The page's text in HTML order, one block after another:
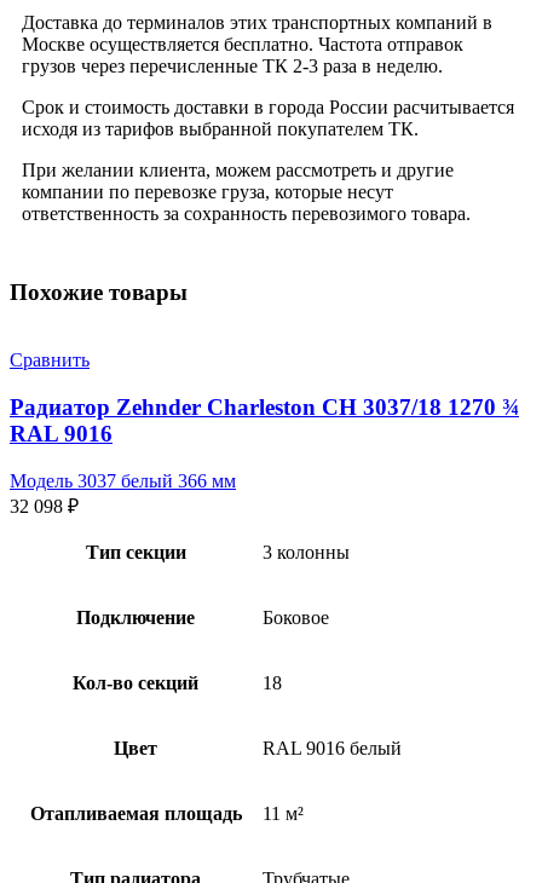
Доставка до терминалов этих транспортных компаний в
Москве осуществляется бесплатно. Частота отправок
грузов через перечисленные ТК 2-3 раза в неделю.
Срок и стоимость доставки в города России расчитывается
исходя из тарифов выбранной покупателем ТК.
При желании клиента, можем рассмотреть и другие
компании по перевозке груза, которые несут
ответственность за сохранность перевозимого товара.
Похожие товары
Сравнить
Радиатор Zehnder Charleston CH 3037/18 1270 ¾
RAL 9016
Модель 3037 белый 366 мм
32 098 ₽
Тип секции 3 колонны
Подключение Боковое
Кол-во секций 18
Цвет RAL 9016 белый
Отапливаемая площадь 11 м²
Тип радиатора Трубчатые